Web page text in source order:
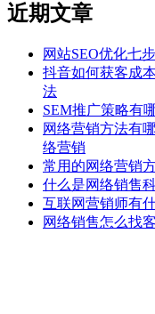
近期文章
网站SEO优化七
抖音如何获客成
法
SEM推广策略有
网络营销方法有
络营销
常用的网络营销
什么是网络销售科
互联网营销师有
网络销售怎么找